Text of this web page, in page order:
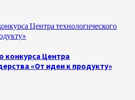
Центра технологического
конкурса Центра
«От идеи к продукту»